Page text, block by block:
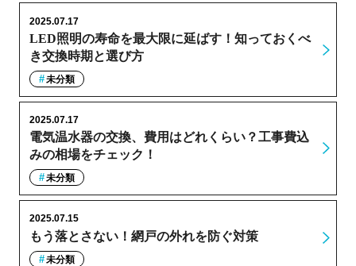
LED照明の寿命を最大限に延ばす！知っておくべ
き交換時期と選び方
2025.07.17
未分類
電気温水器の交換、費用はどれくらい？工事費込
みの相場をチェック！
2025.07.17
未分類
もう落とさない！網戸の外れを防ぐ対策
2025.07.15
未分類